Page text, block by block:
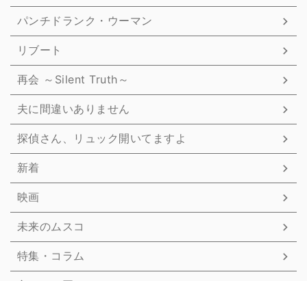
パンチドランク・ウーマン
リブート
再会 ～Silent Truth～
夫に間違いありません
探偵さん、リュック開いてますよ
新着
映画
未来のムスコ
特集・コラム